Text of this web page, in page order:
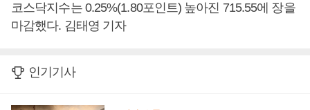
코스닥지수는 0.25%(1.80포인트) 높아진 715.55에 장을
마감했다. 김태영 기자
인기기사